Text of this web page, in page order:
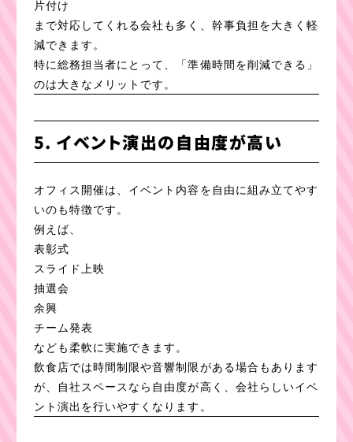
片付け
まで対応してくれる会社も多く、幹事負担を大きく軽
減できます。
特に総務担当者にとって、「準備時間を削減できる」
のは大きなメリットです。
5. イベント演出の自由度が高い
オフィス開催は、イベント内容を自由に組み立てやす
いのも特徴です。
例えば、
表彰式
スライド上映
抽選会
余興
チーム発表
なども柔軟に実施できます。
飲食店では時間制限や音響制限がある場合もあります
が、自社スペースなら自由度が高く、会社らしいイベ
ント演出を行いやすくなります。